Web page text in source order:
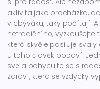
si pro radost. Ale
aktivita jako procházka,
v obýváku, taky počítají.
netradičního, vyzkoušejte
která skvěle posiluje
u toho člověk pobaví.
své a pohybujte se s
zdraví, která se vždycky